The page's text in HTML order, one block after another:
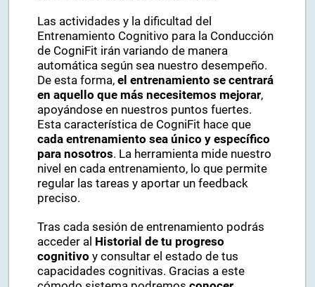
Las actividades y la dificultad del
Entrenamiento Cognitivo para la Conducción
de CogniFit irán variando de manera
automática según sea nuestro desempeño.
De esta forma,el entrenamiento se centrará
en aquello que más necesitemos mejorar,
apoyándose en nuestros puntos fuertes.
Esta característica de CogniFit hace que
cada entrenamiento sea único y específico
para nosotros. La herramienta mide nuestro
nivel en cada entrenamiento, lo que permite
regular las tareas y aportar un feedback
preciso.
Tras cada sesión de entrenamiento podrás
acceder al Historial de tu progreso
cognitivo y consultar el estado de tus
capacidades cognitivas. Gracias a este